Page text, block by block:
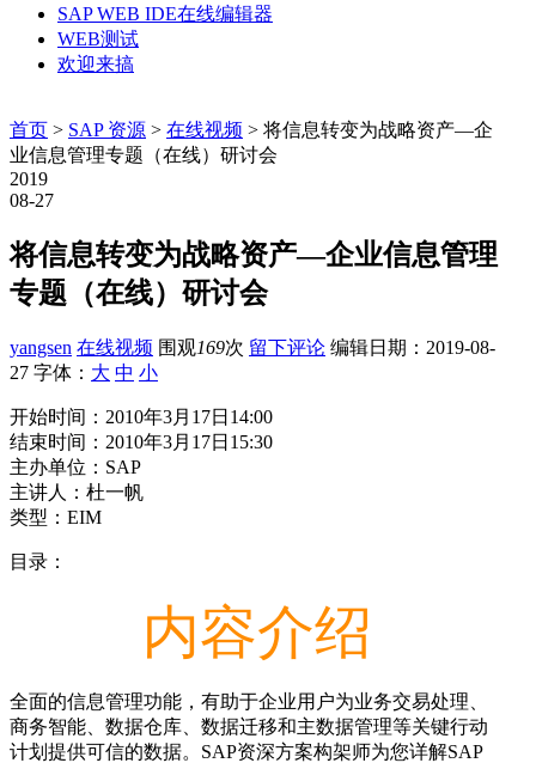
SAP WEB IDE在线编辑器
WEB测试
欢迎来搞
首页 > SAP 资源 > 在线视频 > 将信息转变为战略资产—企
业信息管理专题（在线）研讨会
2019
08-27
将信息转变为战略资产—企业信息管理
专题（在线）研讨会
yangsen 在线视频 围观169次 留下评论 编辑日期： 2019-08-
27 字体： 大 中 小
开始时间：2010年3月17日14:00
结束时间：2010年3月17日15:30
主办单位：SAP
主讲人：杜一帆
类型：EIM
目录：
内容介绍
全面的信息管理功能，有助于企业用户为业务交易处理、
商务智能、数据仓库、数据迁移和主数据管理等关键行动
计划提供可信的数据。SAP资深方案构架师为您详解SAP